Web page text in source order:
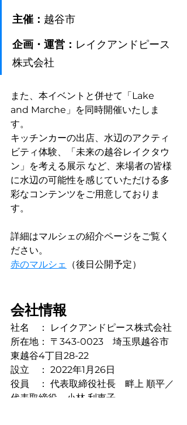
主催： 越谷市
企画・運営： レイクアンドピース
株式会社
また、本イベントと併せて「Lake
and Marche」を同時開催いたしま
す。
キッチンカーの出店、水辺のアクティ
ビティ体験、「未来の越谷レイクタウ
ン」を考える展示 など、来場者の皆様
に水辺の可能性を感じていただける多
彩なコンテンツをご用意しておりま
す。
詳細はマルシェの紹介ページをご覧く
ださい。
赤のマルシェ
（後日公開予定）
会社情報
社名　： レイクアンドピース株式会社
所在地： 〒343-0023　埼玉県越谷市
東越谷4丁目28-22
設立　： 2022年1月26日
役員　： 代表取締役社長　畔上 順平／
代表取締役　小林 利恵子